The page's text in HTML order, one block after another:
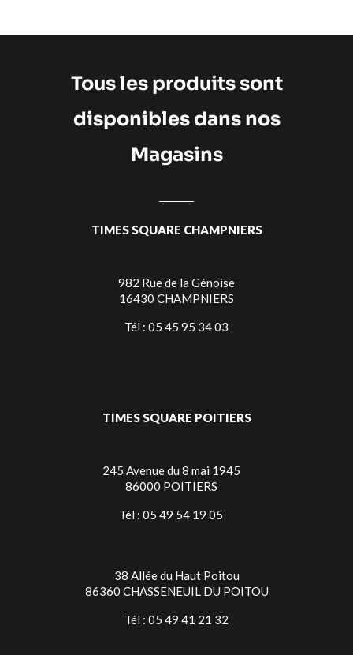
Tous les produits sont
disponibles dans nos
Magasins
TIMES SQUARE CHAMPNIERS
982 Rue de la Génoise
16430 CHAMPNIERS
Tél : 05 45 95 34 03
TIMES SQUARE POITIERS
245 Avenue du 8 mai 1945
86000 POITIERS
Tél : 05 49 54 19 05
38 Allée du Haut Poitou
86360 CHASSENEUIL DU POITOU
Tél : 05 49 41 21 32